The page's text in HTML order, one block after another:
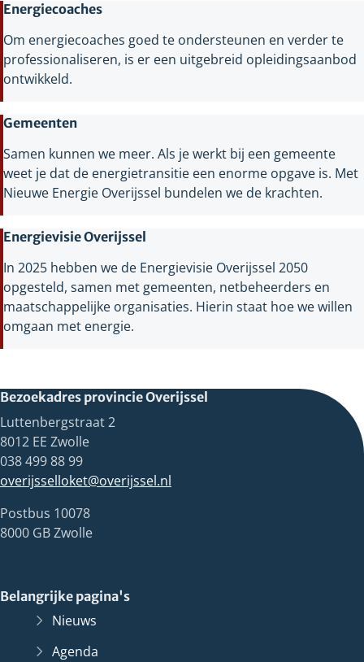
Energiecoaches
Om energiecoaches goed te ondersteunen en verder te
professionaliseren, is er een uitgebreid opleidingsaanbod
ontwikkeld.
Gemeenten
Samen kunnen we meer. Als je werkt bij een gemeente
weet je dat de energietransitie een enorme opgave is. Met
Nieuwe Energie Overijssel bundelen we de krachten.
Energievisie Overijssel
In 2025 hebben we de Energievisie Overijssel 2050
opgesteld, samen met gemeenten, netbeheerders en
maatschappelijke organisaties. Hierin staat hoe we willen
omgaan met energie.
Bezoekadres provincie Overijssel
Luttenbergstraat 2
8012 EE Zwolle
038 499 88 99
overijsselloket@overijssel.nl
Postbus 10078
8000 GB Zwolle
Belangrijke pagina's
Nieuws
Agenda